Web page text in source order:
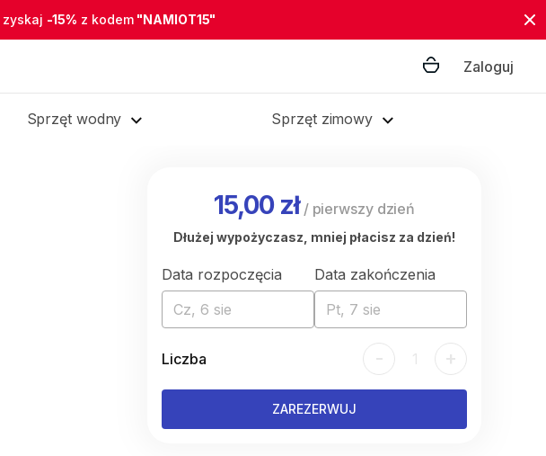
zyskaj -15% z kodem "NAMIOT15"
Zaloguj
Sprzęt wodny Sprzęt zimowy
15,00 zł/ pierwszy dzień
Dłużej wypożyczasz, mniej płacisz za dzień!
Data rozpoczęcia
Cz, 6 sie
Data zakończenia
Pt, 7 sie
Liczba - 1 +
ZAREZERWUJ